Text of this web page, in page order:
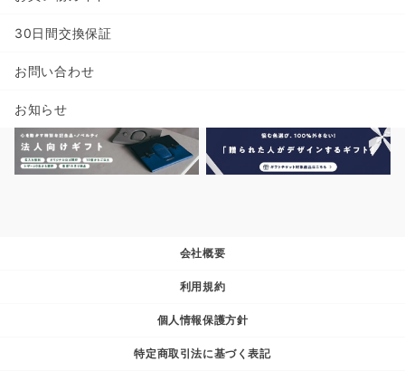
30日間交換保証
お問い合わせ
お知らせ
会社概要
利用規約
個人情報保護方針
特定商取引法に基づく表記